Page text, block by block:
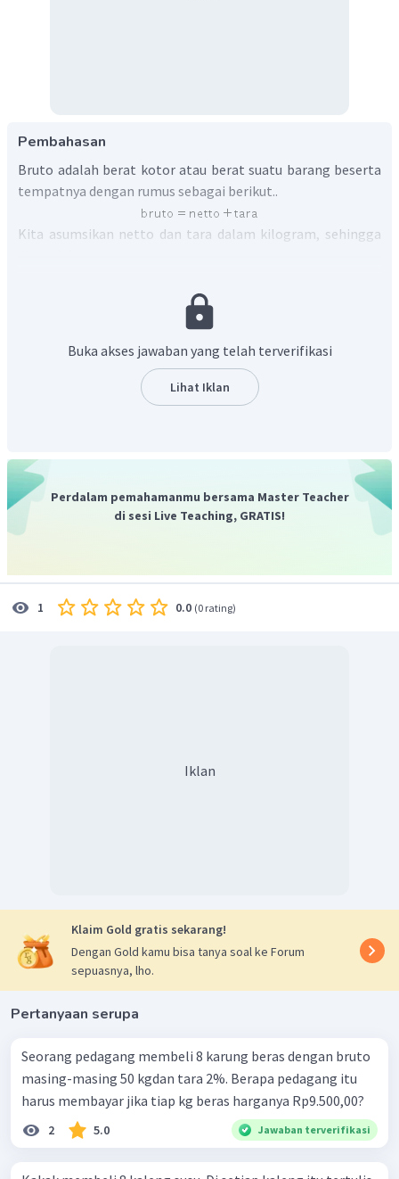
Pembahasan
Bruto adalah berat kotor atau berat suatu barang beserta
tempatnya dengan rumus sebagai berikut..
Kita asumsikan netto dan tara dalam kilogram, sehingga
Oleh karena itu, jawaban yang tepat adalah B.
Buka akses jawaban yang telah terverifikasi
Lihat Iklan
Perdalam pemahamanmu bersama Master Teacher
di sesi Live Teaching, GRATIS!
1 0.0 (0 rating)
Iklan
Klaim Gold gratis sekarang!
Dengan Gold kamu bisa tanya soal ke Forum
sepuasnya, lho.
Pertanyaan serupa
Seorang pedagang membeli 8 karung beras dengan bruto
masing-masing 50 kgdan tara 2%. Berapa pedagang itu
harus membayar jika tiap kg beras harganya Rp9.500,00?
2 5.0 Jawaban terverifikasi